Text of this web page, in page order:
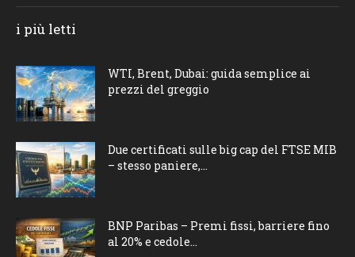
i più letti
WTI, Brent, Dubai: guida semplice ai
prezzi del greggio
Due certificati sulle big cap del FTSE MIB
– stesso paniere,...
BNP Paribas – Premi fissi, barriere fino
al 20% e cedole...